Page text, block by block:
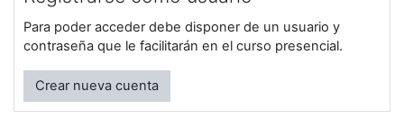
Para poder acceder debe disponer de un usuario y
contraseña que le facilitarán en el curso presencial.
Crear nueva cuenta